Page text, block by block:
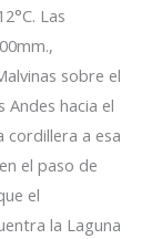
Las
sobre el
hacia el
cordillera a esa
el paso de
el
la Laguna